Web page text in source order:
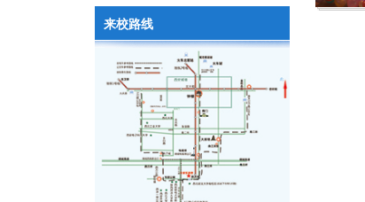
划（院校代号：2648）
来校路线